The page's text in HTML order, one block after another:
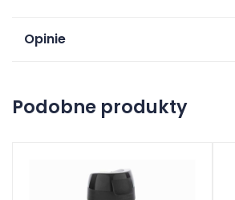
Opinie
Podobne produkty